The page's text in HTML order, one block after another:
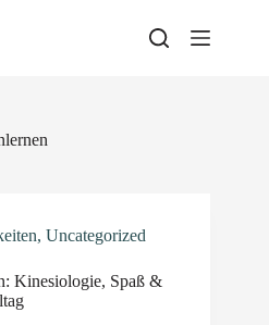
, Uncategorized
Kinesiologie, Spaß &